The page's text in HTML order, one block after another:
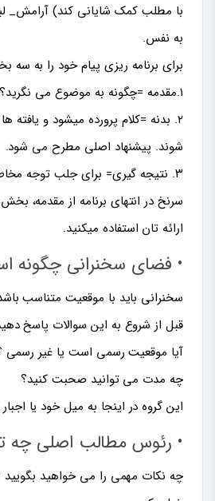
با مطلب کمک شایانی کند) آرامش_
به نفس.
برای برنامه ریزی پیام خود را به
۱.مقدمه =چگونه به موضوع می نگرید؟
۲. بدنه =کلام پرورده میشود و
شوند. پیشنهاد اصلی مطرح می شود.
۳. نتیجه گیری= برای جلب توجه
سرنخ در انتهای برنامه از مقدمه،
ارائه تان استفاده میکنید.
• فضای سخنرانی چگونه
سخنرانی باید با موقعیت متناسب
قبل از شروع به این سوالات پاسخ
آیا موقعیت رسمی است یا غیر رسمی
چه مدت می توانید صحبت کنید؟
این گروه در اینجا به میل خود یا
• رئوس مطالب اصلی چه
چه نکات مهمی را می خواهید بگویید